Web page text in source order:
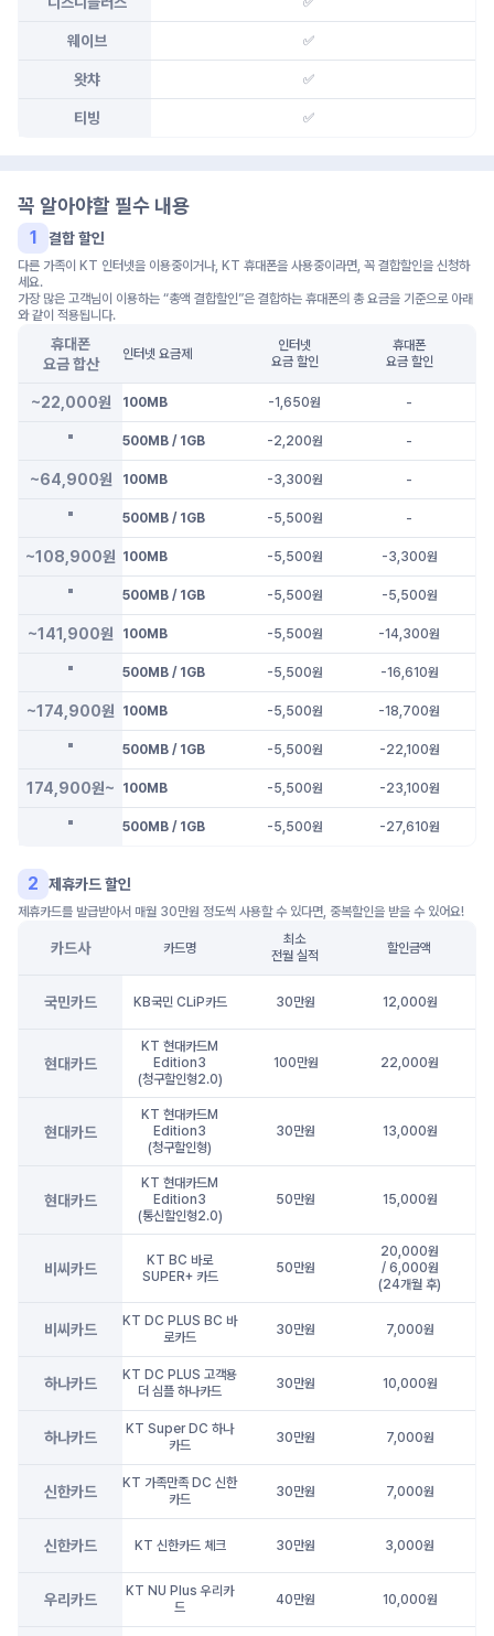
웨이브 ✅
왓챠 ✅
티빙 ✅
꼭 알아야할 필수 내용
1 결합 할인
다른 가족이 KT 인터넷을 이용중이거나, KT 휴대폰을 사용중이라면, 꼭 결합할인을 신청하
세요.
가장 많은 고객님이 이용하는 “총액 결합할인”은 결합하는 휴대폰의 총 요금을 기준으로 아래
와 같이 적용됩니다.
휴대폰
요금 합산
인터넷 요금제
인터넷
요금 할인
휴대폰
요금 할인
~22,000원 100MB -1,650원 -
" 500MB / 1GB -2,200원 -
~64,900원 100MB -3,300원 -
" 500MB / 1GB -5,500원 -
~108,900원 100MB -5,500원 -3,300원
" 500MB / 1GB -5,500원 -5,500원
~141,900원 100MB -5,500원 -14,300원
" 500MB / 1GB -5,500원 -16,610원
~174,900원 100MB -5,500원 -18,700원
" 500MB / 1GB -5,500원 -22,100원
174,900원~ 100MB -5,500원 -23,100원
" 500MB / 1GB -5,500원 -27,610원
2 제휴카드 할인
제휴카드를 발급받아서 매월 30만원 정도씩 사용할 수 있다면, 중복할인을 받을 수 있어요!
카드사 카드명
최소
전월 실적
할인금액
국민카드 KB국민 CLiP카드 30만원 12,000원
현대카드
KT 현대카드M
Edition3
(청구할인형2.0)
100만원 22,000원
현대카드
KT 현대카드M
Edition3
(청구할인형)
30만원 13,000원
현대카드
KT 현대카드M
Edition3
(통신할인형2.0)
50만원 15,000원
비씨카드
KT BC 바로
SUPER+ 카드
50만원
20,000원
/ 6,000원
(24개월 후)
비씨카드
KT DC PLUS BC 바
로카드
30만원 7,000원
하나카드
KT DC PLUS 고객용
더 심플 하나카드
30만원 10,000원
하나카드
KT Super DC 하나
카드
30만원 7,000원
신한카드
KT 가족만족 DC 신한
카드
30만원 7,000원
신한카드 KT 신한카드 체크 30만원 3,000원
우리카드
KT NU Plus 우리카
드
40만원 10,000원